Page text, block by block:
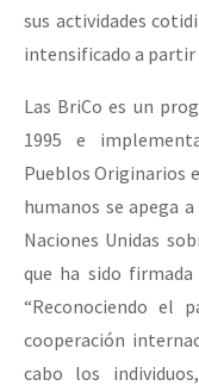
sus actividades
intensificado a partir
Las BriCo es un
1995 e
Pueblos Originarios
humanos se apega
Naciones Unidas
que ha sido
“Reconociendo el
cooperación
cabo los